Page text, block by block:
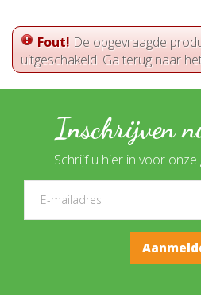
Fout! De opgevraagde
uitgeschakeld. Ga terug naar
Inschrijven
Schrijf u hier in voor